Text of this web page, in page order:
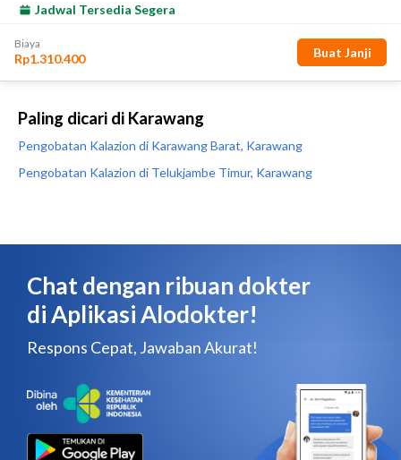
Paling dicari di Karawang
Pengobatan Kalazion di Karawang Barat, Karawang
Pengobatan Kalazion di Telukjambe Timur, Karawang